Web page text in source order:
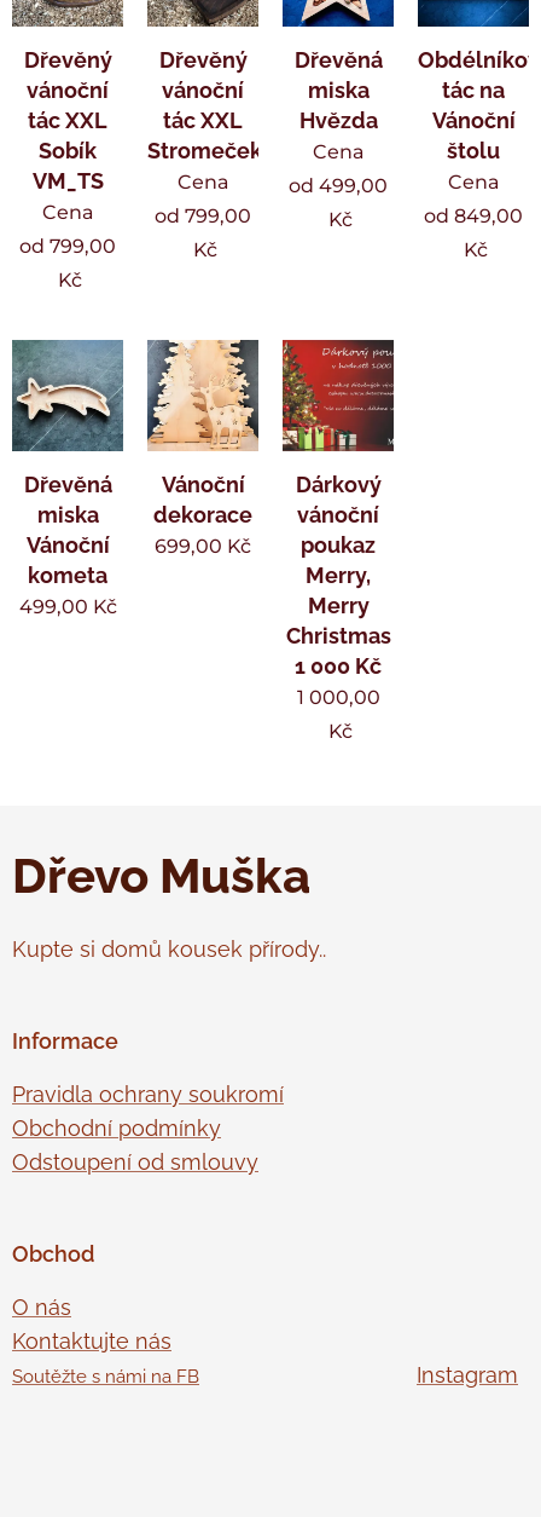
Dřevěný
vánoční
tác XXL
Sobík
VM_TS
Cena
od 799,00
Kč
Dřevěný
vánoční
tác XXL
Stromeček
Cena
od 799,00
Kč
Dřevěná
miska
Hvězda
Cena
od 499,00
Kč
tác na
Vánoční
štolu
Cena
od 849,00
Kč
Dřevěná
miska
Vánoční
kometa
499,00 Kč
Vánoční
dekorace
699,00 Kč
Dárkový
vánoční
poukaz
Merry,
Merry
Christmas
1 000 Kč
1 000,00
Kč
Dřevo Muška
Kupte si domů kousek přírody..
Informace
Pravidla ochrany soukromí
Obchodní podmínky
Odstoupení od smlouvy
Obchod
O nás
Kontaktujte nás
Soutěžte s námi na FB Instagram